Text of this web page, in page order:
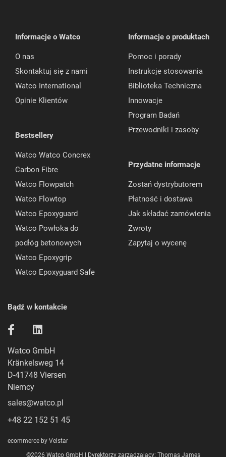
Informacje o Watco
O nas
Skontaktuj się z nami
Watco International
Opinie Klientów
Bestsellery
Watco Watco Concrex
Carbon Fibre
Watco Flowpatch
Watco Flowtop
Watco Epoxyguard
Watco Powłoka do
podłóg betonowych
Watco Epoxygrip
Watco Epoxyguard Safe
Informacje o produktach
Pomoc i porady
Instrukcje stosowania
Biblioteka Techniczna
Innowacje
Program Badań
Przewodniki i zasoby
Przydatne informacje
Zostań dystrybutorem
Płatność i dostawa
Jak składać zamówienia
Zwroty
Zapytaj o wycenę
Bądź w kontakcie
Watco GmbH
Kränkelsweg 14
D-41748 Viersen
Niemcy
sales@watco.pl
+48 22 152 51 45
ecommerce by Velstar
©2026 Watco GmbH | Dyrektorzy zarządzający: Thomas James